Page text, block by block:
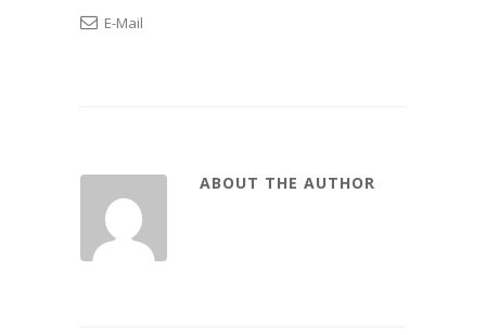
E-Mail
ABOUT THE AUTHOR